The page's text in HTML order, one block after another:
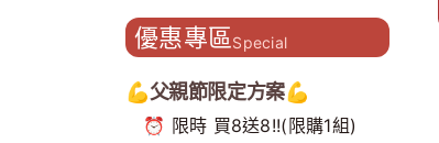
造主題門市 開創補養新型態
優惠專區Special
💪父親節限定方案💪
⏰ 限時 買8送8!!(限購1組)